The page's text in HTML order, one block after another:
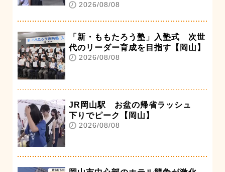
2026/08/08
「新・ももたろう塾」入塾式 次世
代のリーダー育成を目指す【岡山】
2026/08/08
JR岡山駅 お盆の帰省ラッシュ
下りでピーク【岡山】
2026/08/08